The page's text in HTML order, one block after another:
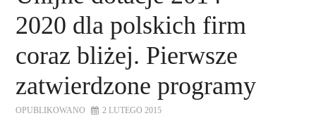
SZKOLENIA
KONTAKT
2020 dla polskich firm
coraz bliżej. Pierwsze
zatwierdzone programy
OPUBLIKOWANO 2 LUTEGO 2015